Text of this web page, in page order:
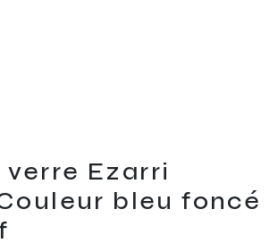
verre Ezarri
bleu foncé